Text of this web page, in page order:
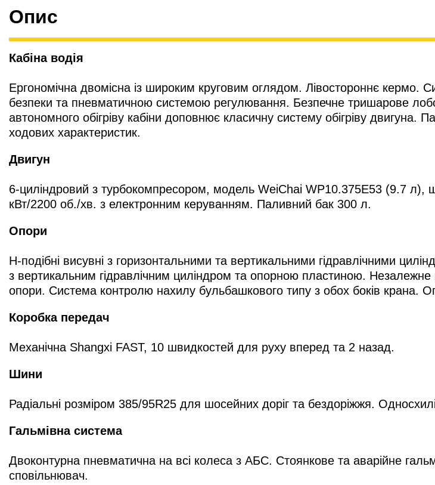
Опис
Кабіна водія
Ергономічна двомісна із широким круговим оглядом. Лівостороннє кермо.
безпеки та пневматичною системою регулювання. Безпечне тришарове
автономного обігріву кабіни доповнює класичну систему обігріву
ходових характеристик.
Двигун
6-циліндровий з турбокомпресором, модель WeiChai WP10.375E53 (9.7 л),
кВт/2200 об./хв. з електронним керуванням. Паливний бак 300 л.
Опори
H-подібні висувні з горизонтальними та вертикальними гідравлічними
з вертикальним гідравлічним циліндром та опорною пластиною.
опори. Система контролю нахилу бульбашкового типу з обох боків крана.
Коробка передач
Механічна Shangxi FAST, 10 швидкостей для руху вперед та 2 назад.
Шини
Радіальні розміром 385/95R25 для шосейних доріг та бездоріжжя.
Гальмівна система
Двоконтурна пневматична на всі колеса з АБС. Стоянкове та аварійне
сповільнювач.